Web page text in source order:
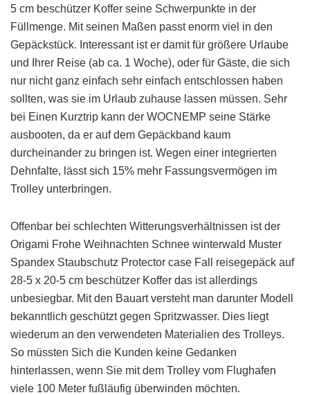
5 cm beschützer Koffer seine Schwerpunkte in der
Füllmenge. Mit seinen Maßen passt enorm viel in den
Gepäckstück. Interessant ist er damit für größere Urlaube
und Ihrer Reise (ab ca. 1 Woche), oder für Gäste, die sich
nur nicht ganz einfach sehr einfach entschlossen haben
sollten, was sie im Urlaub zuhause lassen müssen. Sehr
bei Einen Kurztrip kann der WOCNEMP seine Stärke
ausbooten, da er auf dem Gepäckband kaum
durcheinander zu bringen ist. Wegen einer integrierten
Dehnfalte, lässt sich 15% mehr Fassungsvermögen im
Trolley unterbringen.
Offenbar bei schlechten Witterungsverhältnissen ist der
Origami Frohe Weihnachten Schnee winterwald Muster
Spandex Staubschutz Protector case Fall reisegepäck auf
28-5 x 20-5 cm beschützer Koffer das ist allerdings
unbesiegbar. Mit den Bauart versteht man darunter Modell
bekanntlich geschützt gegen Spritzwasser. Dies liegt
wiederum an den verwendeten Materialien des Trolleys.
So müssten Sich die Kunden keine Gedanken
hinterlassen, wenn Sie mit dem Trolley vom Flughafen
viele 100 Meter fußläufig überwinden möchten.